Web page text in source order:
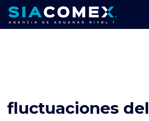
fluctuaciones del